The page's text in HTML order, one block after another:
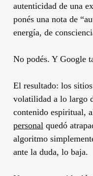
autenticidad de una
ponés una nota de
energía, de
No podés. Y Google
El resultado: los
volatilidad a lo largo
contenido espiritual,
personal quedó
algoritmo
ante la duda, lo baja.